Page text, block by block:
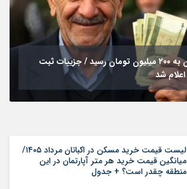
وام بازنشستگان به ۲۰۰ میلیون تومان رسید / جزییات ثبت
لیست قیمت خرید مسکن در اکباتان مرداد ۱۴۰۵/
میانگین قیمت خرید هر متر آپارتمان در این
منطقه چقدر است؟ + جدول